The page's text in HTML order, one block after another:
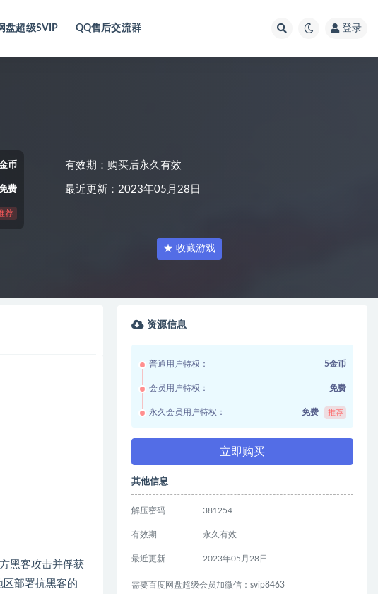
盘超级SVIP QQ售后交流群 登录
币
费
荐
有效期：购买后永久有效
最近更新：2023年05月28日
★ 收藏游戏
黑客攻击并俘获
部署抗黑客的
资源信息
普通用户特权： 5金币
会员用户特权： 免费
永久会员用户特权： 免费 推荐
立即购买
其他信息
解压密码 381254
有效期 永久有效
最近更新 2023年05月28日
需要百度网盘超级会员加微信：svip8463